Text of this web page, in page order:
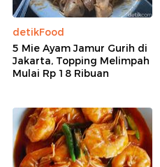
detikFood
5 Mie Ayam Jamur Gurih di
Jakarta, Topping Melimpah
Mulai Rp 18 Ribuan